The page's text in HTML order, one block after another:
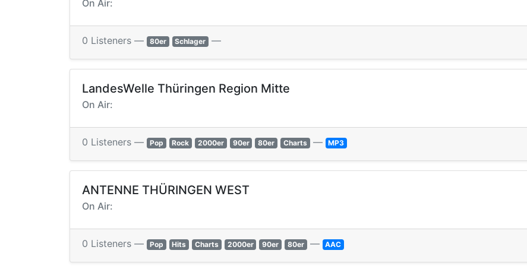
On Air:
0 Listeners — 80er Schlager —
LandesWelle Thüringen Region Mitte
On Air:
0 Listeners — Pop Rock 2000er 90er 80er Charts — MP3
ANTENNE THÜRINGEN WEST
On Air:
0 Listeners — Pop Hits Charts 2000er 90er 80er — AAC